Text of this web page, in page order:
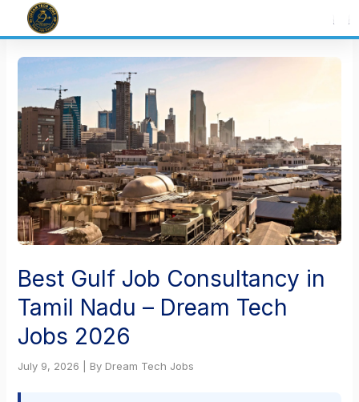
Best Gulf Job Consultancy in
Tamil Nadu – Dream Tech
Jobs 2026
July 9, 2026 | By Dream Tech Jobs